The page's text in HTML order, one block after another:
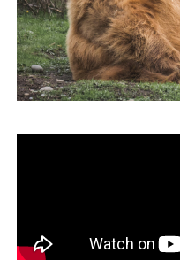
メールマガジン登録
よくある質問